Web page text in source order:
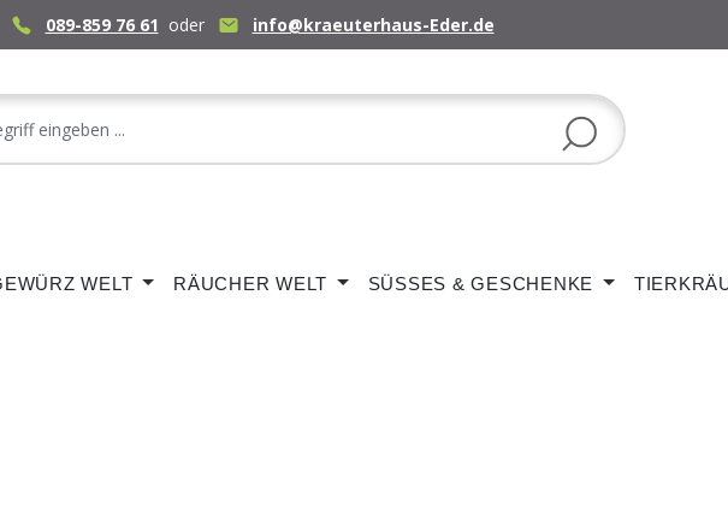
089-859 76 61 oder info@kraeuterhaus-Eder.de
WELT RÄUCHER WELT SÜSSES & GESCHENKE